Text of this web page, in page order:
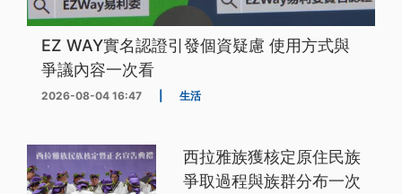
EZ WAY實名認證引發個資疑慮 使用方式與
爭議內容一次看
2026-08-04 16:47 生活
西拉雅族獲核定原住民族
爭取過程與族群分布一次